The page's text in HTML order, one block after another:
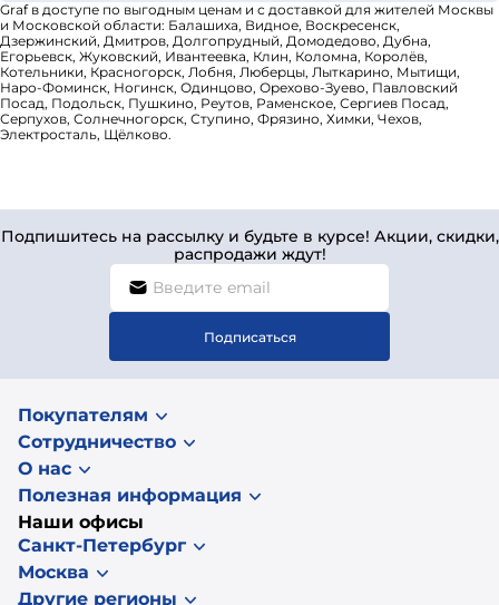
Graf в доступе по выгодным ценам и с доставкой для жителей Москвы
и Московской области: Балашиха, Видное, Воскресенск,
Дзержинский, Дмитров, Долгопрудный, Домодедово, Дубна,
Егорьевск, Жуковский, Ивантеевка, Клин, Коломна, Королёв,
Котельники, Красногорск, Лобня, Люберцы, Лыткарино, Мытищи,
Наро-Фоминск, Ногинск, Одинцово, Орехово-Зуево, Павловский
Посад, Подольск, Пушкино, Реутов, Раменское, Сергиев Посад,
Серпухов, Солнечногорск, Ступино, Фрязино, Химки, Чехов,
Электросталь, Щёлково.
Подпишитесь на рассылку и будьте в курсе! Акции, скидки,
распродажи ждут!
Подписаться
Покупателям
Сотрудничество
О нас
Полезная информация
Наши офисы
Санкт-Петербург
Москва
Другие регионы